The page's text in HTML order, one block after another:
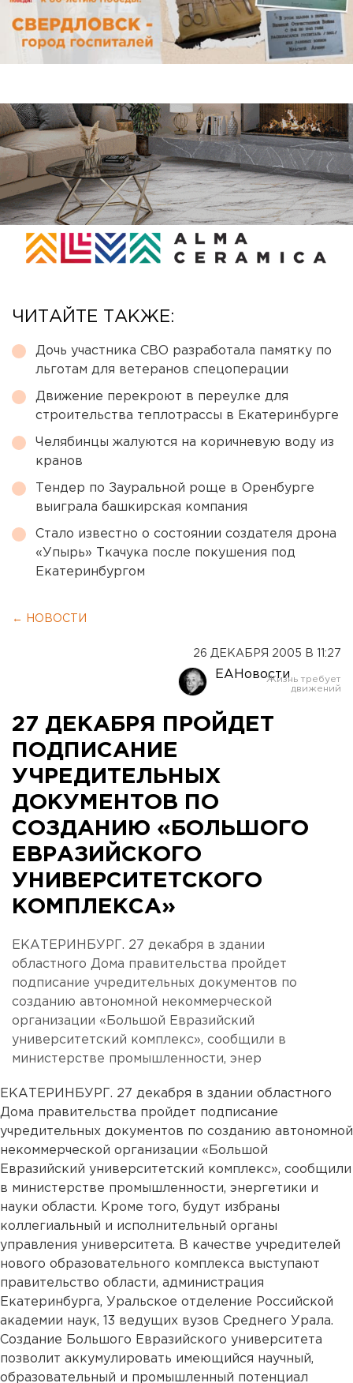
ЧИТАЙТЕ ТАКЖЕ:
Дочь участника СВО разработала памятку по
льготам для ветеранов спецоперации
Движение перекроют в переулке для
строительства теплотрассы в Екатеринбурге
Челябинцы жалуются на коричневую воду из
кранов
Тендер по Зауральной роще в Оренбурге
выиграла башкирская компания
Стало известно о состоянии создателя дрона
«Упырь» Ткачука после покушения под
Екатеринбургом
← НОВОСТИ
26 ДЕКАБРЯ 2005 В 11:27
ЕАНовости
27 ДЕКАБРЯ ПРОЙДЕТ
ПОДПИСАНИЕ
УЧРЕДИТЕЛЬНЫХ
ДОКУМЕНТОВ ПО
СОЗДАНИЮ «БОЛЬШОГО
ЕВРАЗИЙСКОГО
УНИВЕРСИТЕТСКОГО
КОМПЛЕКСА»
ЕКАТЕРИНБУРГ. 27 декабря в здании
областного Дома правительства пройдет
подписание учредительных документов по
созданию автономной некоммерческой
организации «Большой Евразийский
университетский комплекс», сообщили в
министерстве промышленности, энер
ЕКАТЕРИНБУРГ. 27 декабря в здании областного
Дома правительства пройдет подписание
учредительных документов по созданию автономной
некоммерческой организации «Большой
Евразийский университетский комплекс», сообщили
в министерстве промышленности, энергетики и
науки области. Кроме того, будут избраны
коллегиальный и исполнительный органы
управления университета. В качестве учредителей
нового образовательного комплекса выступают
правительство области, администрация
Екатеринбурга, Уральское отделение Российской
академии наук, 13 ведущих вузов Среднего Урала.
Создание Большого Евразийского университета
позволит аккумулировать имеющийся научный,
образовательный и промышленный потенциал